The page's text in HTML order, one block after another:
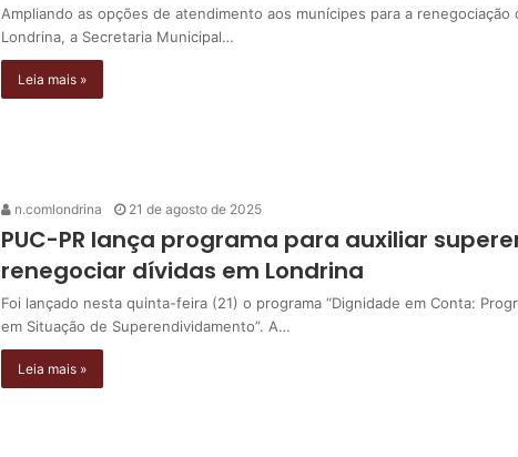
Ampliando as opções de atendimento aos munícipes para a
Londrina, a Secretaria Municipal…
Leia mais »
n.comlondrina 21 de agosto de 2025
PUC-PR lança programa para auxiliar
renegociar dívidas em Londrina
Foi lançado nesta quinta-feira (21) o programa “Dignidade em Conta:
em Situação de Superendividamento”. A…
Leia mais »